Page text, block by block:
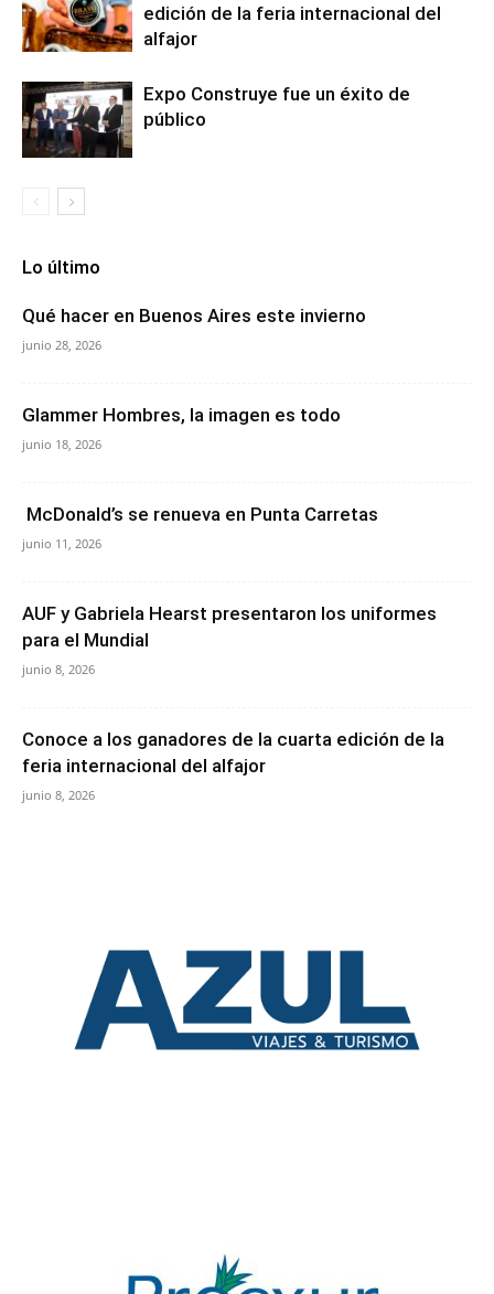
edición de la feria internacional del
alfajor
Expo Construye fue un éxito de
público
Lo último
Qué hacer en Buenos Aires este invierno
junio 28, 2026
Glammer Hombres, la imagen es todo
junio 18, 2026
McDonald’s se renueva en Punta Carretas
junio 11, 2026
AUF y Gabriela Hearst presentaron los uniformes
para el Mundial
junio 8, 2026
Conoce a los ganadores de la cuarta edición de la
feria internacional del alfajor
junio 8, 2026